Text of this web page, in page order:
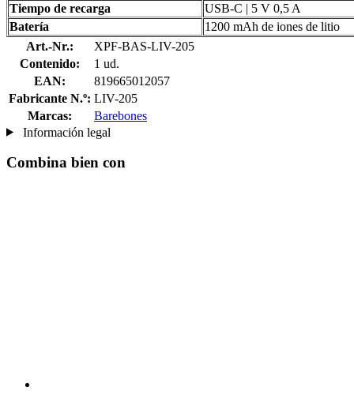
Tiempo de recarga
USB-C | 5 V 0,5 A
Batería
1200 mAh de iones de litio
Art.-Nr.:
XPF-BAS-LIV-205
Contenido:
1 ud.
EAN:
819665012057
Fabricante N.º: LIV-205
Marcas:
Barebones
Información legal
Combina bien con